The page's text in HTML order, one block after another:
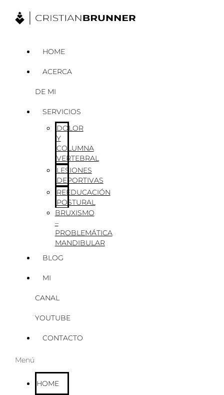
HOME
ACERCA
DE MI
SERVICIOS
DOLOR
Y
COLUMNA
VERTEBRAL
LESIONES
DEPORTIVAS
REEDUCACIÓN
POSTURAL
BRUXISMO
–
PROBLEMÁTICA
MANDIBULAR
BLOG
MI
CANAL
YOUTUBE
CONTACTO
Menú
HOME